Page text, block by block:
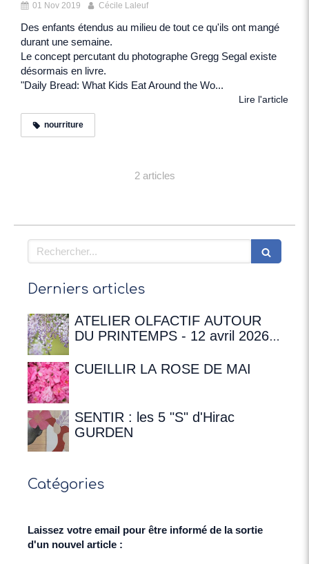
01 Nov 2019 Cécile Laleuf
Des enfants étendus au milieu de tout ce qu'ils ont mangé
durant une semaine.
Le concept percutant du photographe Gregg Segal existe
désormais en livre.
"Daily Bread: What Kids Eat Around the Wo...
Lire l'article
nourriture
2 articles
Rechercher
Derniers articles
ATELIER OLFACTIF AUTOUR
DU PRINTEMPS - 12 avril 2026 à
Chateaubriand
CUEILLIR LA ROSE DE MAI
SENTIR : les 5 "S" d'Hirac
GURDEN
Catégories
Laissez votre email pour être informé de la sortie
d'un nouvel article :